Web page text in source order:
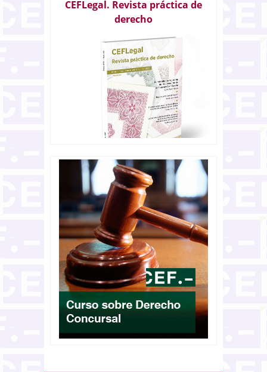
CEFLegal. Revista práctica de
derecho